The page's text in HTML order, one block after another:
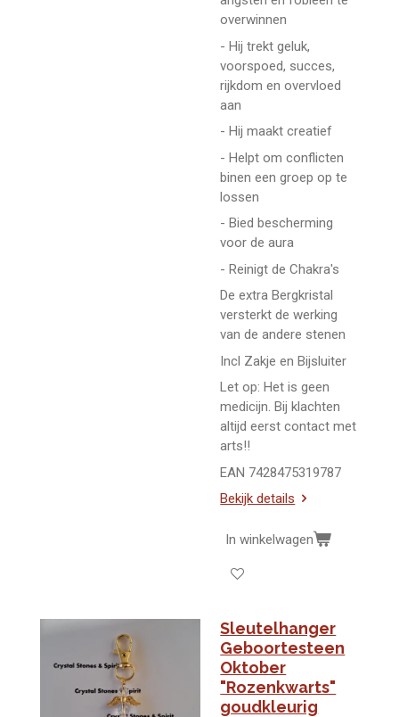
overwinnen
- Hij trekt geluk,
voorspoed, succes,
rijkdom en overvloed
aan
- Hij maakt creatief
- Helpt om conflicten
binen een groep op te
lossen
- Bied bescherming
voor de aura
- Reinigt de Chakra's
De extra Bergkristal
versterkt de werking
van de andere stenen
Incl Zakje en Bijsluiter
Let op: Het is geen
medicijn. Bij klachten
altijd eerst contact met
arts!!
EAN 7428475319787
Bekijk details
In winkelwagen
Sleutelhanger
Geboortesteen
Oktober
"Rozenkwarts"
goudkleurig